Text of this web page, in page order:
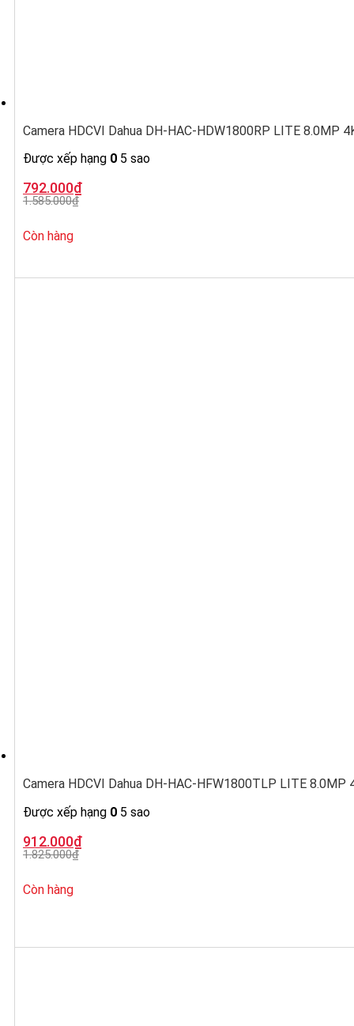
Camera HDCVI Dahua DH-HAC-HDW1800RP LITE 8.0MP
Được xếp hạng 0 5 sao
1.585.000₫
Giá
gốc
là:
792.000₫
Giá
hiện
tại
792.000₫.
Còn hàng
Camera HDCVI Dahua DH-HAC-HFW1800TLP LITE 8.0MP
Được xếp hạng 0 5 sao
1.825.000₫
Giá
gốc
là:
912.000₫
Giá
hiện
tại
912.000₫.
Còn hàng